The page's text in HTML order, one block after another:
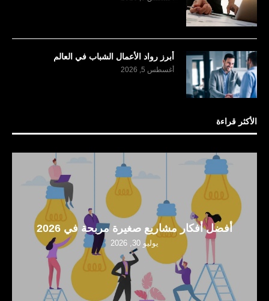
أبرز رواد الأعمال الشباب في العالم
أغسطس 5, 2026
الأكثر قراءة
أفضل أفكار مشاريع صغيرة مربحة في 2026
يوليو 30, 2026